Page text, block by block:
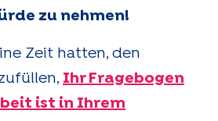
zu nehmen!
Zeit hatten, den
Ihr Fragebogen
ist in Ihrem